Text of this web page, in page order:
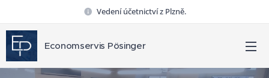
Vedení účetnictví z Plzně.
Economservis Pösinger